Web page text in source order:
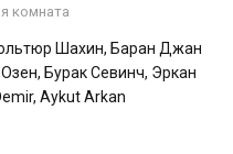
комната
Шахин, Баран Джан
Бурак Севинч, Эркан
Aykut Arkan